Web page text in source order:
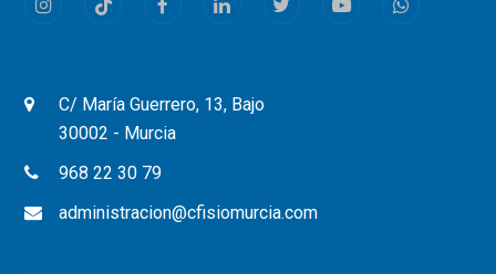
InstagramTiktok FacebookLinkedInTwitterYoutubeWhatsapp
C/ María Guerrero, 13, Bajo
30002 - Murcia
968 22 30 79
administracion@cfisiomurcia.com